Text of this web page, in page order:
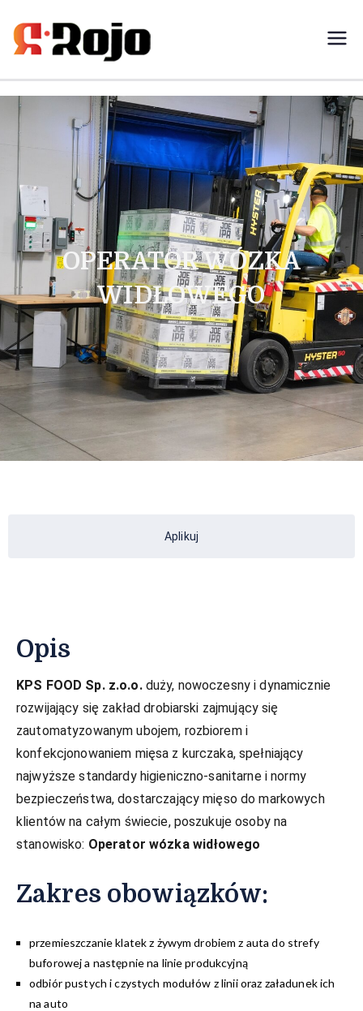
Rojo- agencja pracy świadczymy
rekrutacji między pracodawcą a
pracownikiem
OPERATOR WÓZKA
WIDŁOWEGO
Aplikuj
Opis
KPS FOOD Sp. z.o.o.duży, nowoczesny i dynamicznie
rozwijający się zakład drobiarski zajmujący się
zautomatyzowanym ubojem, rozbiorem i
konfekcjonowaniem mięsa z kurczaka, spełniający
najwyższe standardy higieniczno-sanitarne i normy
bezpieczeństwa, dostarczający mięso do markowych
klientów na całym świecie, poszukuje osoby na
stanowisko: Operator wózka widłowego
Zakres obowiązków:
przemieszczanie klatek z żywym drobiem z auta do strefy
buforowej a następnie na linie produkcyjną
odbiór pustych i czystych modułów z linii oraz załadunek ich
na auto